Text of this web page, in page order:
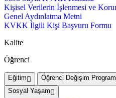
Kişisel Verilerin İşlenmesi ve
Genel Aydınlatma Metni
KVKK İlgili Kişi Başvuru Formu
Kalite
Öğrenci
Eğitim Öğrenci Değişim
Sosyal Yaşam